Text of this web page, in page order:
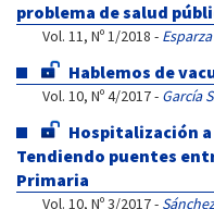
problema de salud
Vol. 11, Nº 1/2018 -
Hablemos de
Vol. 10, Nº 4/2017 - García
Hospitalización
Tendiendo puentes
Primaria
Vol. 10, Nº 3/2017 -